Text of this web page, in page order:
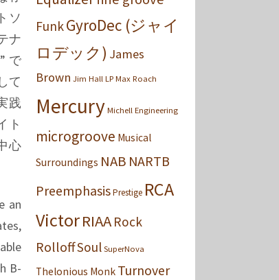
ソ
ナ
で
て
践
ト
心
an
B-
FunkGyroDec (ジャイ
ロデック) James
Brown Jim Hall LP Max Roach
Mercury Michell Engineering
microgroove Musical
Surroundings NAB NARTB
PreemphasisPrestige RCA
VictorRIAA Rock
RolloffSoul SuperNova
Thelonious Monk Turnover